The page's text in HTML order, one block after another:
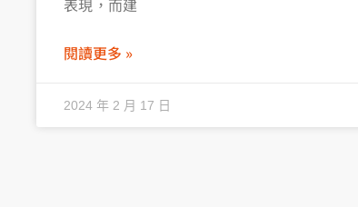
表現，而建
閱讀更多 »
2024 年 2 月 17 日